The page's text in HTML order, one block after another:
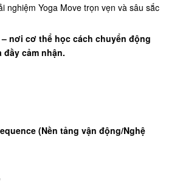
nghiệm Yoga Move trọn vẹn và sâu sắc
– nơi cơ thể học cách chuyển động
cảm nhận.
(Nền tảng vận động/Nghệ